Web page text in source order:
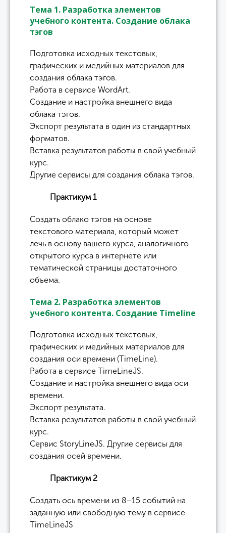
Тема 1. Разработка элементов
учебного контента. Создание облака
тэгов
Подготовка исходных текстовых,
графических и медийных материалов для
создания облака тэгов.
Работа в сервисе WordArt.
Создание и настройка внешнего вида
облака тэгов.
Экспорт результата в один из стандартных
форматов.
Вставка результатов работы в свой учебный
курс.
Другие сервисы для создания облака тэгов.
Практикум 1
Создать облако тэгов на основе
текстового материала, который может
лечь в основу вашего курса, аналогичного
открытого курса в интернете или
тематической страницы достаточного
объема.
Тема 2. Разработка элементов
учебного контента. Создание Timeline
Подготовка исходных текстовых,
графических и медийных материалов для
создания оси времени (TimeLine).
Работа в сервисе TimeLineJS.
Создание и настройка внешнего вида оси
времени.
Экспорт результата.
Вставка результатов работы в свой учебный
курс.
Сервис StoryLineJS. Другие сервисы для
создания осей времени.
Практикум 2
Создать ось времени из 8–15 событий на
заданную или свободную тему в сервисе
TimeLineJS